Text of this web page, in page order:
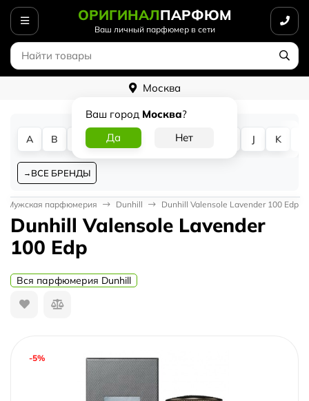
ОРИГИНАЛПАРФЮМ
Ваш личный парфюмер в сети
Москва
Ваш город Москва?
A B D G J K
ВСЕ БРЕНДЫ
Мужская парфюмерия Dunhill Dunhill Valensole Lavender 100 Edp
Dunhill Valensole Lavender
100 Edp
Вся парфюмерия Dunhill
-5%